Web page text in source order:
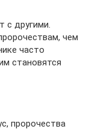
с другими.
чем
часто
становятся
пророчества